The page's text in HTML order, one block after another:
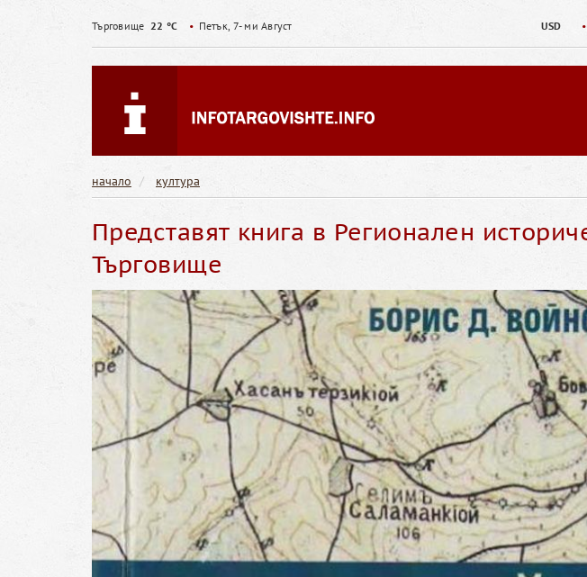
Търговище 22 °C • Петък, 7- ми Август USD •
начало култура
Представят книга в Регионален
Търговище